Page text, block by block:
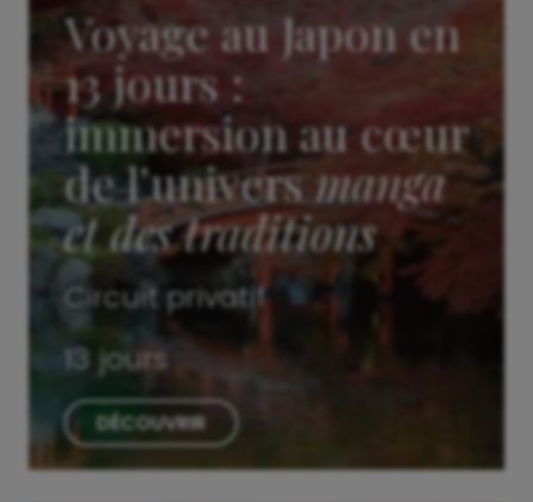
Voyage au Japon en
13 jours :
immersion au cœur
de l’universmanga
et des traditions
Circuit privatif
13 jours
DÉCOUVRIR